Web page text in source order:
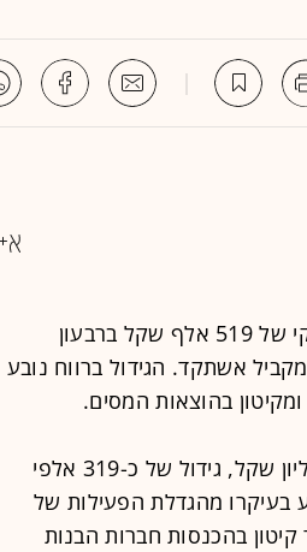
דיווחה היום (ה') על רווח נקי של 519 אלף שקל ברבעון
שקל ברבעון המקביל אשתקד. הגידול ברווח נובע
בהוצאות המסים.
מכירות החברה ברבעון המדובר עמדו על 11.96 מיליון שקל, גידול של כ-319 אלפי
בעיקרו מהגדלת הפעילות של
בהכנסות חברות הבנות